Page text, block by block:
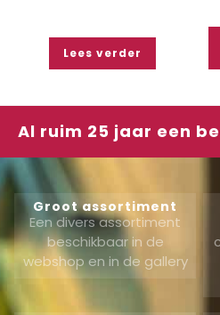
Lees verder
Al ruim 25 jaar een
Groot assortiment
Een divers assortiment
beschikbaar in de
webshop en in de gallery